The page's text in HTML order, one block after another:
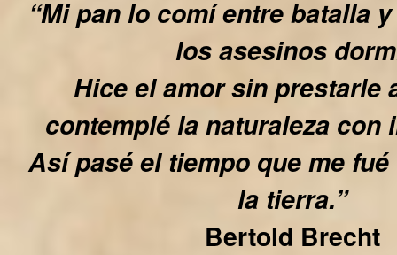
“Mi pan lo comí entre batalla
los asesinos
Hice el amor sin prestarle
contemplé la naturaleza con
Así pasé el tiempo que me
la tierra.”
Bertold Brecht